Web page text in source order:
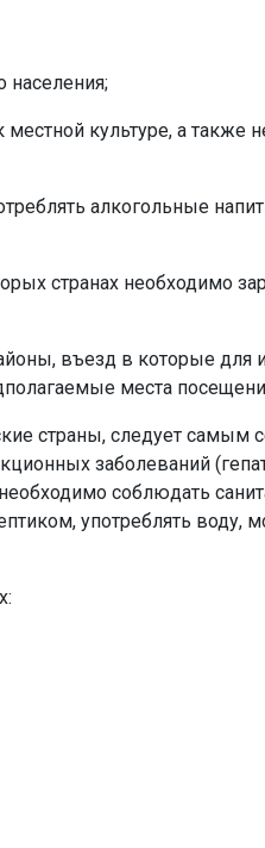
населения;
культуре, а также
алкогольные
странах необходимо
въезд в которые для
места
страны, следует самым
заболеваний
соблюдать
употреблять воду,